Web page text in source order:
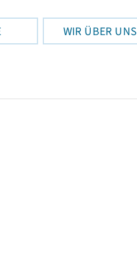
WIR ÜBER UNS